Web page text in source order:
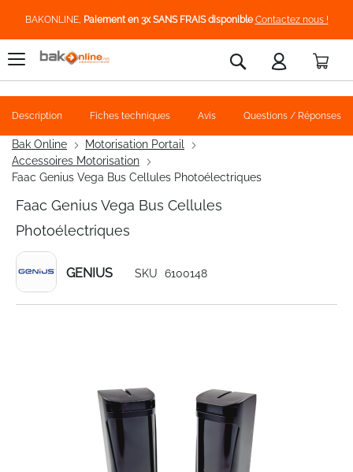
BAKONLINE, Paiement en 3x SANS FRAIS disponible Contactez nous !
Rechercher
Bak Online
Motorisation Portail
Accessoires Motorisation
Faac Genius Vega Bus Cellules Photoélectriques
Faac Genius Vega Bus Cellules
Photoélectriques
GENIUS SKU 6100148
Description Fiches techniques Avis Questions / Réponses